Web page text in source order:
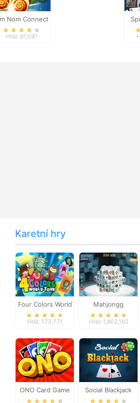
Nom Connect
Classic
Hrál: 91,091
Karetní hry
Four Colors World
Tour
Hrál: 173,771
Mahjongg
Dimensions
Hrál: 1,802,162
ONO Card Game Social Blackjack